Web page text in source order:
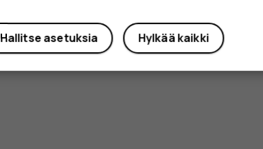
Hylkää kaikki
Hallitse asetuksia